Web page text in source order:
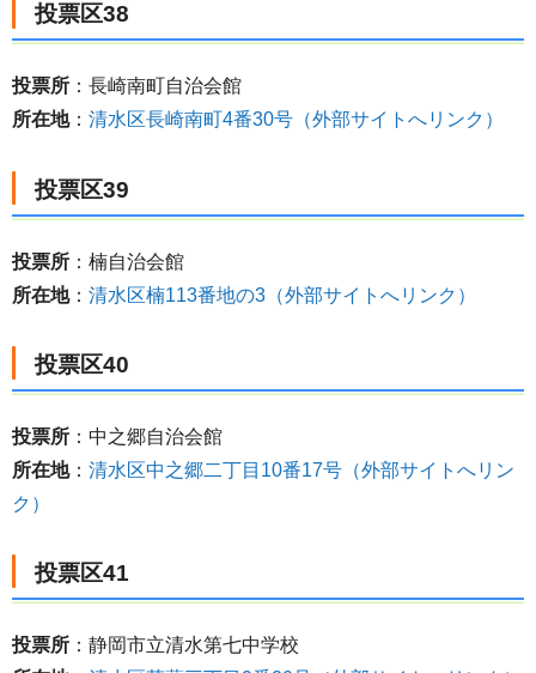
投票区38
投票所 ：長崎南町自治会館
所在地： 清水区長崎南町4番30号（外部サイトへリンク）
投票区39
投票所 ：楠自治会館
所在地： 清水区楠113番地の3（外部サイトへリンク）
投票区40
投票所 ：中之郷自治会館
所在地： 清水区中之郷二丁目10番17号（外部サイトへリン
ク）
投票区41
投票所 ：静岡市立清水第七中学校